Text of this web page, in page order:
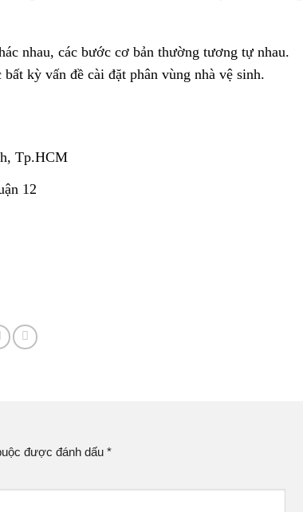
nhau, các bước cơ bản thường tương tự nhau.
kỳ vấn đề cài đặt phân vùng nhà vệ sinh.
Tp.HCM
12
được đánh dấu *